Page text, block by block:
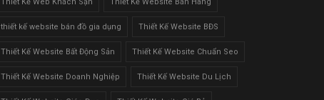
thiết kế website bán đồ gia dụng Thiết Kế Website BĐS
Thiết Kế Website Bất Động Sản Thiết Kế Website Chuẩn Seo
Thiết Kế Website Doanh Nghiệp Thiết Kế Website Du Lịch